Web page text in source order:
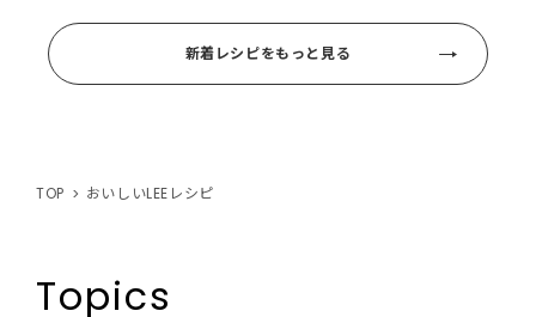
新着レシピをもっと見る
TOP おいしいLEEレシピ
Topics